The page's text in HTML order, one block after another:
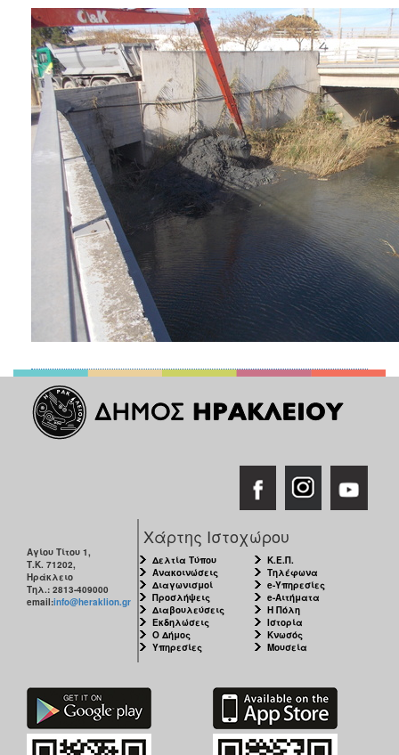
Αγίου Τίτου 1,
Τ.Κ. 71202,
Ηράκλειο
Τηλ.: 2813-409000
email:info@heraklion.gr
Χάρτης Ιστοχώρου
Δελτία Τύπου
Ανακοινώσεις
Διαγωνισμοί
Προσλήψεις
Διαβουλεύσεις
Εκδηλώσεις
Ο Δήμος
Υπηρεσίες
Κ.Ε.Π.
Τηλέφωνα
e-Υπηρεσίες
e-Αιτήματα
Η Πόλη
Ιστορία
Κνωσός
Μουσεία